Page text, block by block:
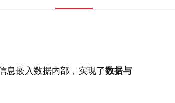
息嵌入数据内部，实现了数据与